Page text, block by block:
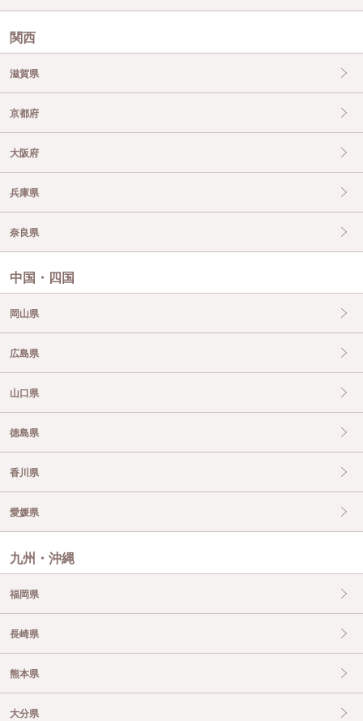
関西
滋賀県
京都府
大阪府
兵庫県
奈良県
中国・四国
岡山県
広島県
山口県
徳島県
香川県
愛媛県
九州・沖縄
福岡県
長崎県
熊本県
大分県